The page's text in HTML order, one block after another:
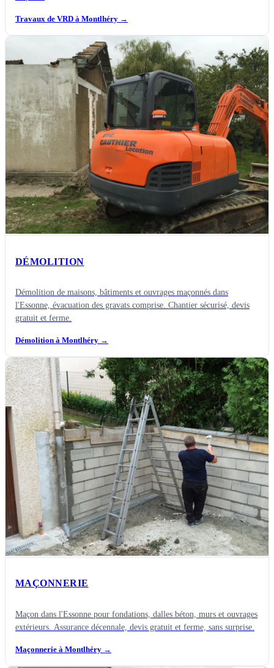
Travaux de VRD à Montlhéry →
DÉMOLITION
Démolition de maisons, bâtiments et ouvrages maçonnés dans
l'Essonne, évacuation des gravats comprise. Chantier sécurisé, devis
gratuit et ferme.
Démolition à Montlhéry →
MAÇONNERIE
Maçon dans l'Essonne pour fondations, dalles béton, murs et ouvrages
extérieurs. Assurance décennale, devis gratuit et ferme, sans surprise.
Maçonnerie à Montlhéry →